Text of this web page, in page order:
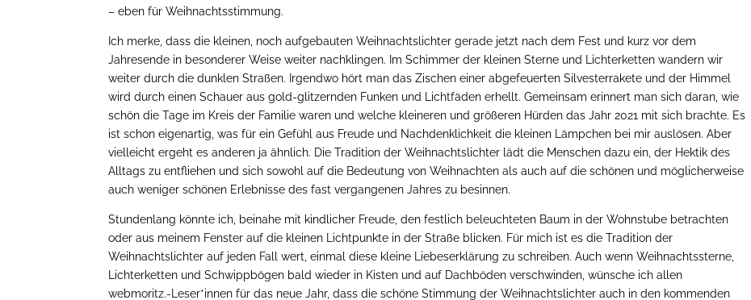
– eben für Weihnachtsstimmung.
Ich merke, dass die kleinen, noch aufgebauten Weihnachtslichter gerade jetzt nach dem Fest und kurz vor dem
Jahresende in besonderer Weise weiter nachklingen. Im Schimmer der kleinen Sterne und Lichterketten wandern wir
weiter durch die dunklen Straßen. Irgendwo hört man das Zischen einer abgefeuerten Silvesterrakete und der Himmel
wird durch einen Schauer aus gold-glitzernden Funken und Lichtfäden erhellt. Gemeinsam erinnert man sich daran, wie
schön die Tage im Kreis der Familie waren und welche kleineren und größeren Hürden das Jahr 2021 mit sich brachte. Es
ist schon eigenartig, was für ein Gefühl aus Freude und Nachdenklichkeit die kleinen Lämpchen bei mir auslösen. Aber
vielleicht ergeht es anderen ja ähnlich. Die Tradition der Weihnachtslichter lädt die Menschen dazu ein, der Hektik des
Alltags zu entfliehen und sich sowohl auf die Bedeutung von Weihnachten als auch auf die schönen und möglicherweise
auch weniger schönen Erlebnisse des fast vergangenen Jahres zu besinnen.
Stundenlang könnte ich, beinahe mit kindlicher Freude, den festlich beleuchteten Baum in der Wohnstube betrachten
oder aus meinem Fenster auf die kleinen Lichtpunkte in der Straße blicken. Für mich ist es die Tradition der
Weihnachtslichter auf jeden Fall wert, einmal diese kleine Liebeserklärung zu schreiben. Auch wenn Weihnachtssterne,
Lichterketten und Schwippbögen bald wieder in Kisten und auf Dachböden verschwinden, wünsche ich allen
webmoritz.-Leser*innen für das neue Jahr, dass die schöne Stimmung der Weihnachtslichter auch in den kommenden